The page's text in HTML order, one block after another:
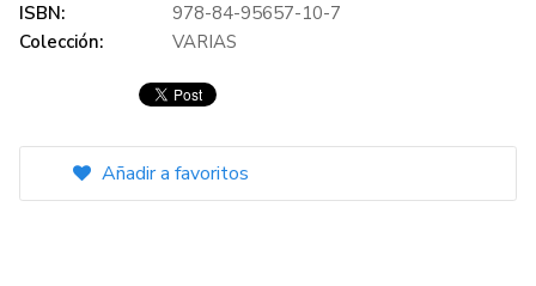
ISBN:
978-84-95657-10-7
Colección:
VARIAS
Añadir a favoritos